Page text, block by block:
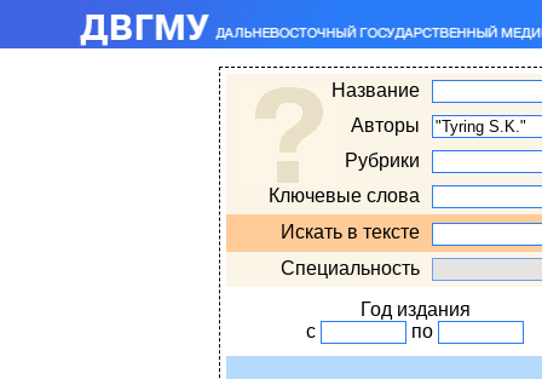
Название
Авторы
Рубрики
Ключевые слова
Искать в тексте
Специальность
Год издания
с
по